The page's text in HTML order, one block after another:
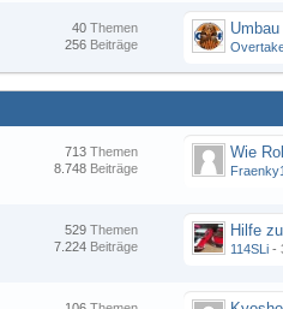
Themen
40
Beiträge
256
Themen
713
Beiträge
8.748
Wie
Fraenky1
Themen
529
Beiträge
7.224
Hilfe
114SLi -